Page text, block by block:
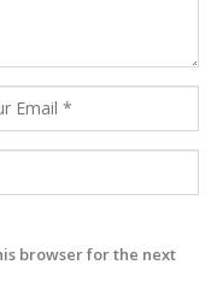
browser for the next